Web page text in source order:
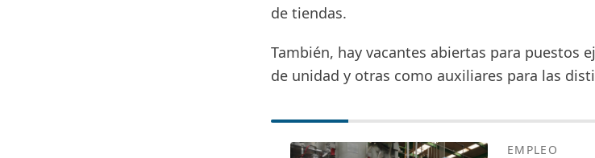
de tiendas.
También, hay vacantes abiertas para puestos
de unidad y otras como auxiliares para las
EMPLEO